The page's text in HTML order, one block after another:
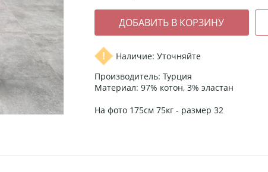
Наличие: Уточняйте
Производитель: Турция
Материал: 97% котон, 3% эластан
На фото 175см 75кг - размер 32